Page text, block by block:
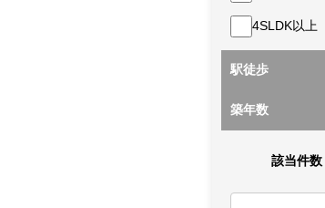
4SLDK以上
駅徒歩
築年数
該当件数